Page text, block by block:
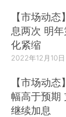
【市场动
息两次 明
化紧缩
2022年12月10日
【市场动
幅高于预期
继续加息